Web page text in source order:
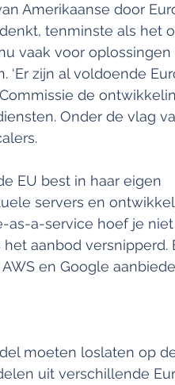
Amerikaanse door
tenminste als het
vaak voor oplossingen
zijn al voldoende
de
Onder de vlag
EU best in haar eigen
servers en
as-a-service hoef je
aanbod versnipperd.
en Google
moeten loslaten op
uit verschillende